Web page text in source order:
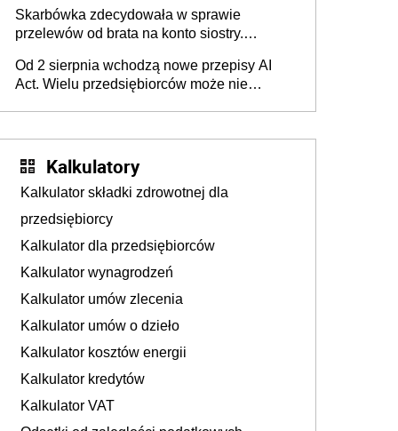
Skarbówka zdecydowała w sprawie
przelewów od brata na konto siostry.
darowizna, ale podatku jednak nie będzie
Od 2 sierpnia wchodzą nowe przepisy AI
Act. Wielu przedsiębiorców może nie
Kalkulatory
Kalkulator składki zdrowotnej dla
przedsiębiorcy
Kalkulator dla przedsiębiorców
Kalkulator wynagrodzeń
Kalkulator umów zlecenia
Kalkulator umów o dzieło
Kalkulator kosztów energii
Kalkulator kredytów
Kalkulator VAT